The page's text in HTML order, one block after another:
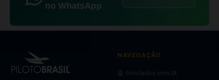
no WhatsApp
NAVEGAÇÃO
🤖 Simulados com IA